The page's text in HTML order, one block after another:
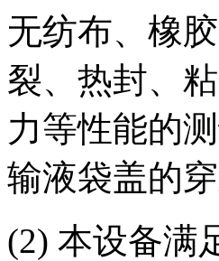
无纺布、橡
裂、热封、
力等性能的
输液袋盖的
(2) 本设备满